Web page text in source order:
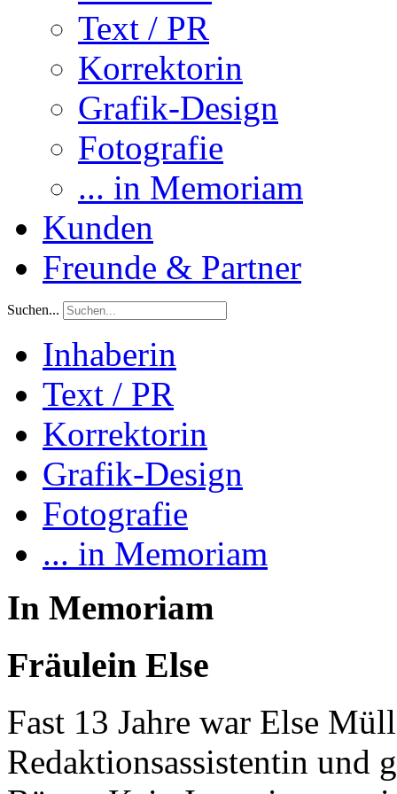
Text / PR
Korrektorin
Grafik-Design
Fotografie
... in Memoriam
Kunden
Freunde & Partner
Suchen...
Inhaberin
Text / PR
Korrektorin
Grafik-Design
Fotografie
... in Memoriam
In Memoriam
Fräulein Else
Fast 13 Jahre war Else
Redaktionsassistentin und